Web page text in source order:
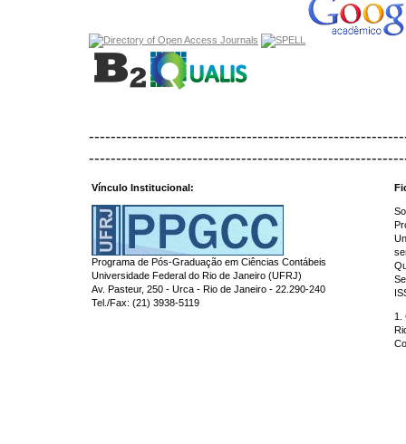
Vínculo Institucional:
Programa de Pós-Graduação em Ciências Contábeis
Universidade Federal do Rio de Janeiro (UFRJ)
Av. Pasteur, 250 - Urca - Rio de Janeiro - 22.290-240
Tel./Fax: (21) 3938-5119
1.